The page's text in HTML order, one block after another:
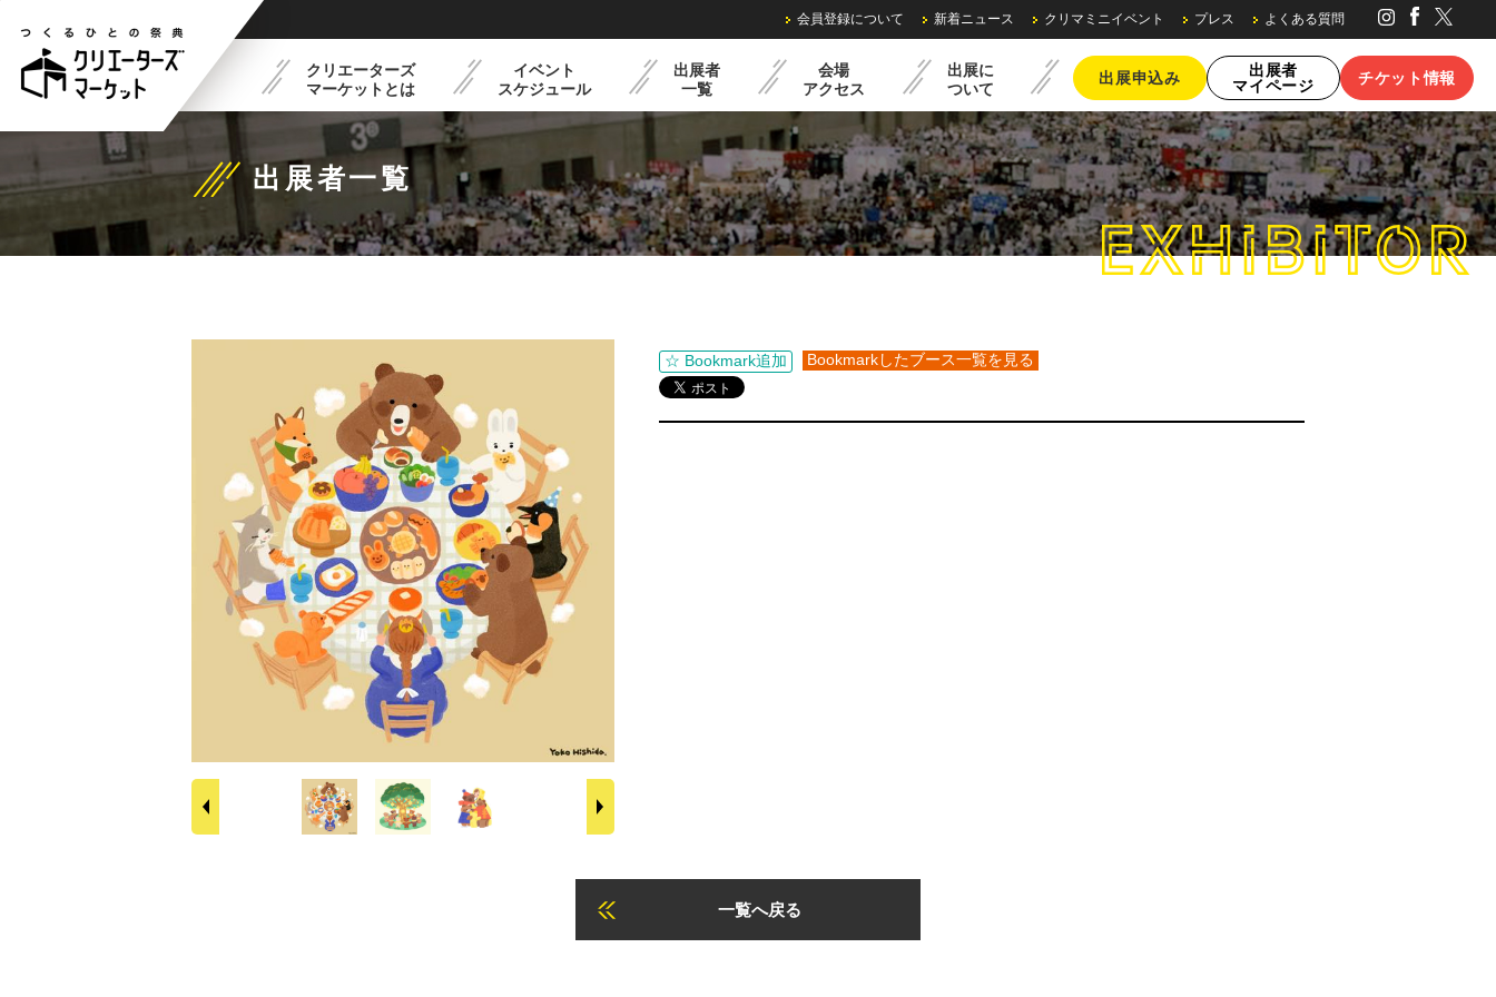
クリエーターズ
マーケットとは
リエーターズマーケット
とは
フードコート紹介 過去の様子
イベント
スケジュール
最新イベントスケジュール クリマミニイベント
出展者
一覧
会場
アクセス
出展に
ついて
出展概要 出展までの流れ レンタル備品・料金 ブースの種類・料金
出展申込み
出展者
マイページ
チケット情報
会員登録について 新着ニュース クリマミニイベント プレス よくある質問
出展者一覧
EXHIBITOR
☆ Bookmark追加 Bookmarkしたブース一覧を見る
一覧へ戻る